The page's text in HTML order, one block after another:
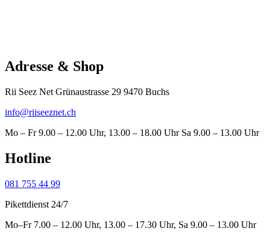
Adresse & Shop
Rii Seez Net Grünaustrasse 29 9470 Buchs
info@riiseeznet.ch
Mo – Fr 9.00 – 12.00 Uhr, 13.00 – 18.00 Uhr Sa 9.00 – 13.00 Uhr
Hotline
081 755 44 99
Pikettdienst 24/7
Mo–Fr 7.00 – 12.00 Uhr, 13.00 – 17.30 Uhr, Sa 9.00 – 13.00 Uhr